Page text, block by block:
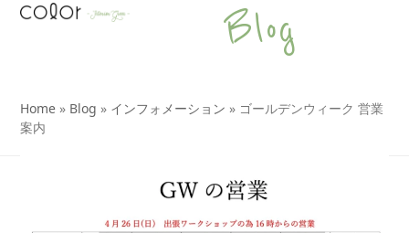
SkipOpen
Close
Blog
Home » Blog » インフォメーション » ゴールデンウィーク 営業
案内